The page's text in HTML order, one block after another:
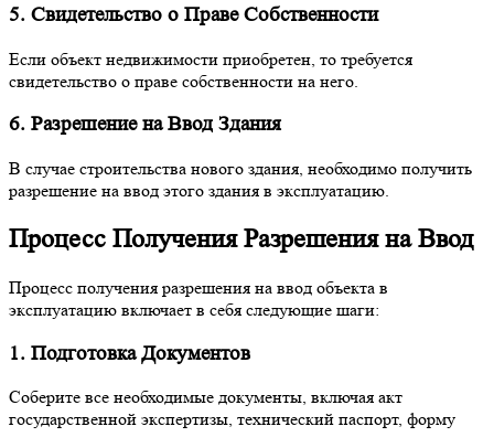
5. Свидетельство о Праве Собственности
Если объект недвижимости приобретен, то требуется
свидетельство о праве собственности на него.
6. Разрешение на Ввод Здания
В случае строительства нового здания, необходимо получить
разрешение на ввод этого здания в эксплуатацию.
Процесс Получения Разрешения на Ввод
Процесс получения разрешения на ввод объекта в
эксплуатацию включает в себя следующие шаги:
1. Подготовка Документов
Соберите все необходимые документы, включая акт
государственной экспертизы, технический паспорт, форму